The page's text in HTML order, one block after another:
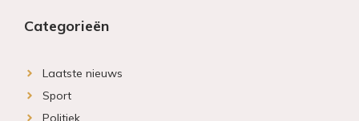
Categorieën
Laatste nieuws
Sport
Politiek